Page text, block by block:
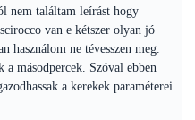
nem találtam leírást hogy
van e kétszer olyan jó
használom ne tévesszen meg.
a másodpercek. Szóval ebben
a kerekek paraméterei